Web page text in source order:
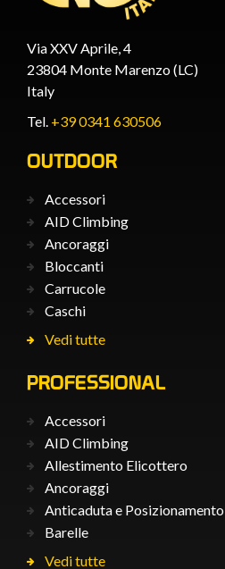
Via XXV Aprile, 4
23804 Monte Marenzo (LC)
Italy
Tel. +39 0341 630506
OUTDOOR
Accessori
AID Climbing
Ancoraggi
Bloccanti
Carrucole
Caschi
Vedi tutte
PROFESSIONAL
Accessori
AID Climbing
Allestimento Elicottero
Ancoraggi
Anticaduta e Posizionamento
Barelle
Vedi tutte